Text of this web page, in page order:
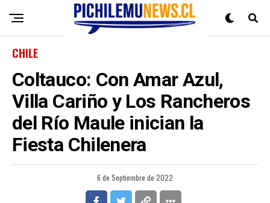
CHILE
Coltauco: Con Amar Azul,
Villa Cariño y Los Rancheros
del Río Maule inician la
Fiesta Chilenera
6 de Septiembre de 2022